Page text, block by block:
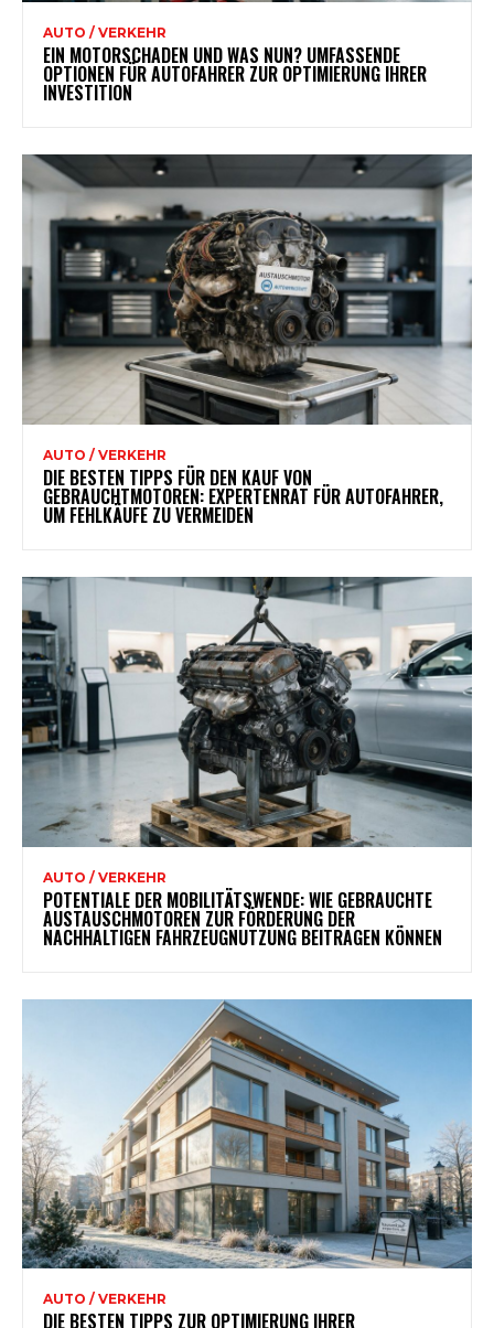
AUTO / VERKEHR
EIN MOTORSCHADEN UND WAS NUN? UMFASSENDE
OPTIONEN FÜR AUTOFAHRER ZUR OPTIMIERUNG IHRER
INVESTITION
AUTO / VERKEHR
DIE BESTEN TIPPS FÜR DEN KAUF VON
GEBRAUCHTMOTOREN: EXPERTENRAT FÜR AUTOFAHRER,
UM FEHLKÄUFE ZU VERMEIDEN
AUTO / VERKEHR
POTENTIALE DER MOBILITÄTSWENDE: WIE GEBRAUCHTE
AUSTAUSCHMOTOREN ZUR FÖRDERUNG DER
NACHHALTIGEN FAHRZEUGNUTZUNG BEITRAGEN KÖNNEN
AUTO / VERKEHR
DIE BESTEN TIPPS ZUR OPTIMIERUNG IHRER